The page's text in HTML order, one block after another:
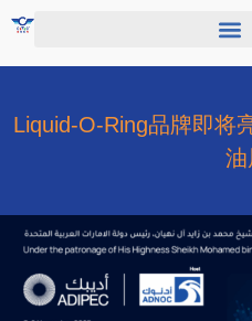
Liquid-O-Ring品牌即将
油